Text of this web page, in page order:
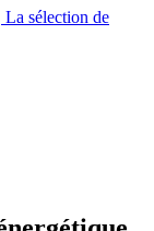
La sélection de